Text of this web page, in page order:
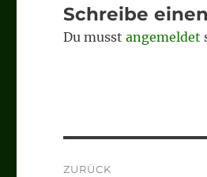
Schreibe
Du musstangemeldet
ZURÜCK